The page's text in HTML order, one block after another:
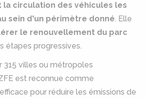
la circulation des véhicules les
sein d'un périmètre donné. Elle
le renouvellement du parc
étapes progressives.
315 villes ou métropoles
est reconnue comme
pour réduire les émissions de